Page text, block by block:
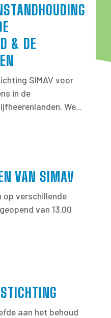
& DE
SIMAV voor
in de
We...
VAN SIMAV
op verschillende
van 13.00
aan het behoud